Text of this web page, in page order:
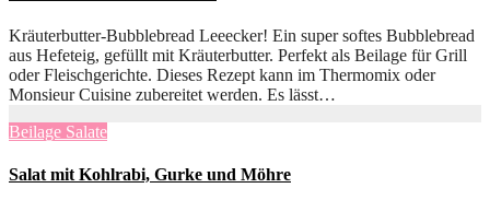
Kräuterbutter-Bubblebread Leeecker! Ein super softes Bubblebread
aus Hefeteig, gefüllt mit Kräuterbutter. Perfekt als Beilage für Grill
oder Fleischgerichte. Dieses Rezept kann im Thermomix oder
Monsieur Cuisine zubereitet werden. Es lässt…
Beilage Salate
Salat mit Kohlrabi, Gurke und Möhre